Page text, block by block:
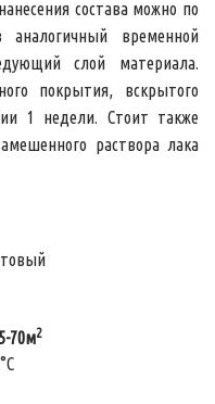
состава можно по
временной
слой материала.
покрытия, вскрытого
1 недели. Стоит также
раствора лака
70м2